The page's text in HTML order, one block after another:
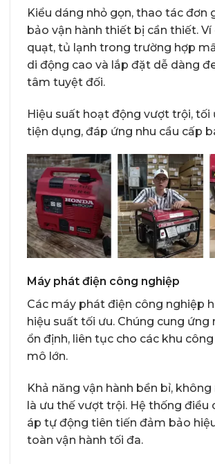
Kiểu dáng nhỏ gọn, thao tác đơn
bảo vận hành thiết bị cần thiết. Ví
quạt, tủ lạnh trong trường hợp
di động cao và lắp đặt dễ dàng
tâm tuyệt đối.
Hiệu suất hoạt động vượt trội, tối
tiện dụng, đáp ứng nhu cầu cấp
Máy phát điện công nghiệp
Các máy phát điện công nghiệp
hiệu suất tối ưu. Chúng cung ứng
ổn định, liên tục cho các khu
mô lớn.
Khả năng vận hành bền bỉ,
là ưu thế vượt trội. Hệ thống điều
áp tự động tiên tiến đảm bảo
toàn vận hành tối đa.